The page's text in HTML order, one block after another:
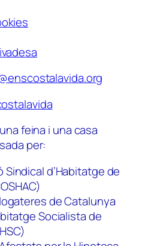
feina i una casa
per:
d’Habitatge de
de Catalunya
Socialista de